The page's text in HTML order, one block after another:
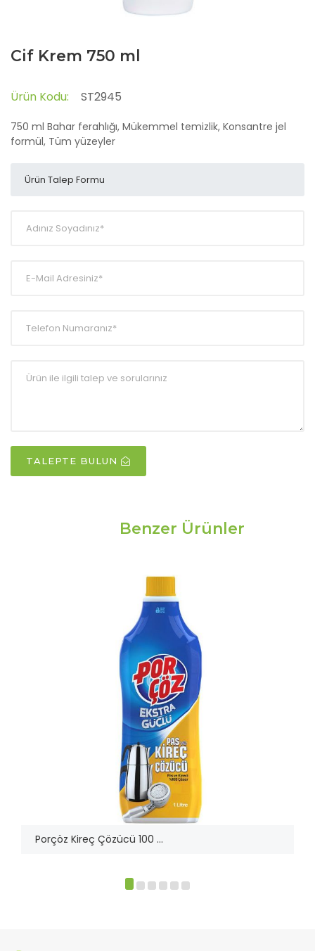
Cif Krem 750 ml
Ürün Kodu: ST2945
750 ml Bahar ferahlığı, Mükemmel temizlik, Konsantre jel
formül, Tüm yüzeyler
TALEPTE BULUN
Benzer Ürünler
Porçöz Kireç Çözücü 100 ...